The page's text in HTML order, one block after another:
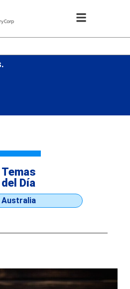
Temas
del Día
Australia